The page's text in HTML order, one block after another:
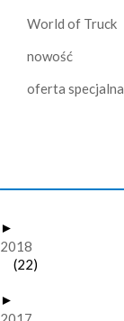
World of Truck
nowość
oferta specjalna
►
2018
(22)
►